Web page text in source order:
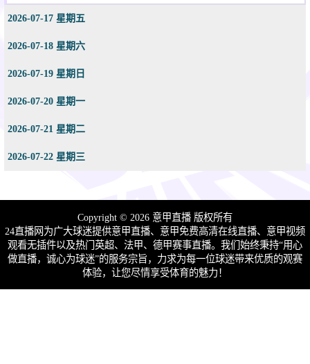
2026-07-17 星期五
2026-07-18 星期六
2026-07-19 星期日
2026-07-20 星期一
2026-07-21 星期二
2026-07-22 星期三
Copyright © 2026 意甲直播 版权所有
24直播网为广大球迷提供意甲直播、意甲免费高清在线直播、意甲视频
观看无插件以及热门英超、法甲、德甲赛事直播。我们始终秉持“用心
做直播，诚心为球迷”的服务宗旨，力求为每一位球迷带来优质的观赛
体验，让您尽情享受体育的魅力！